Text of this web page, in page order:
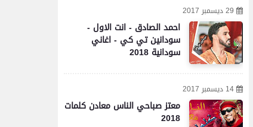
29 ديسمبر 2017
احمد الصادق - انت الاول -
سودانين تي كي - اغاني
سودانية 2018
14 ديسمبر 2017
معتز صباحي الناس معادن كلمات
2018